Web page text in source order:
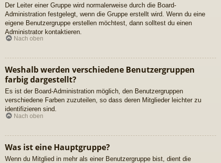
Der Leiter einer Gruppe wird normalerweise durch die Board-
Administration festgelegt, wenn die Gruppe erstellt wird. Wenn du eine
eigene Benutzergruppe erstellen möchtest, dann solltest du einen
Administrator kontaktieren.
Nach oben
Weshalb werden verschiedene Benutzergruppen
farbig dargestellt?
Es ist der Board-Administration möglich, den Benutzergruppen
verschiedene Farben zuzuteilen, so dass deren Mitglieder leichter zu
identifizieren sind.
Nach oben
Was ist eine Hauptgruppe?
Wenn du Mitglied in mehr als einer Benutzergruppe bist, dient die